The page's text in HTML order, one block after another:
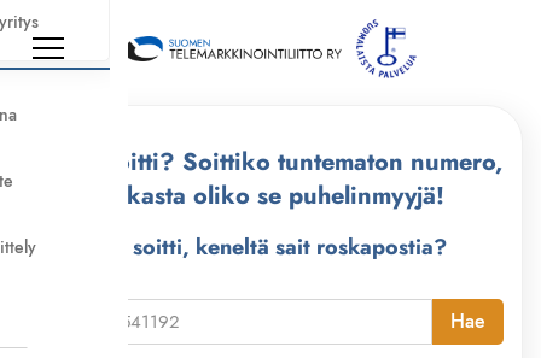
Kuka soitti? Soittiko tuntematon numero,
tarkasta oliko se puhelinmyyjä!
Kuka soitti, keneltä sait roskapostia?
Hae